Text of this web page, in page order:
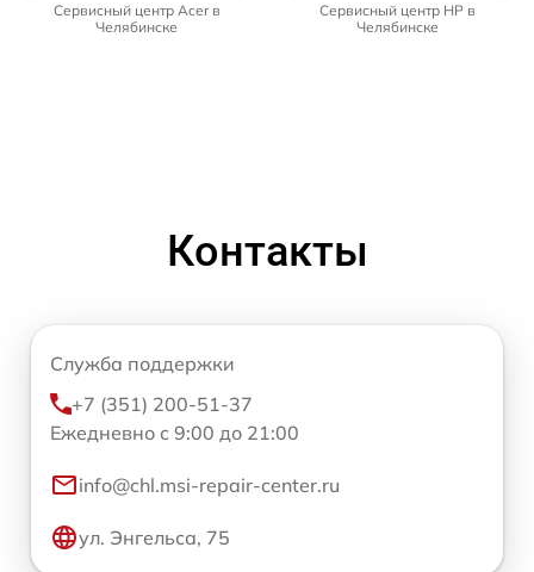
Сервисный центр Acer в
Челябинске
Сервисный центр HP в
Челябинске
Контакты
Служба поддержки
+7 (351) 200-51-37
Ежедневно с 9:00 до 21:00
info@chl.msi-repair-center.ru
ул. Энгельса, 75